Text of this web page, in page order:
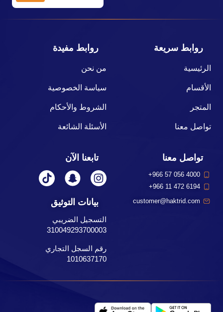
روابط سريعة
الرئيسية
الأقسام
المتجر
تواصل معنا
روابط مفيدة
من نحن
سياسة الخصوصية
الشروط والأحكام
الأسئلة الشائعة
تواصل معنا
+966 57 056 4000
+966 11 472 6194
customer@haktrid.com
تابعنا الآن
بيانات التوثيق
التسجيل الضريبي
310049293700003
رقم السجل التجاري
1010637170